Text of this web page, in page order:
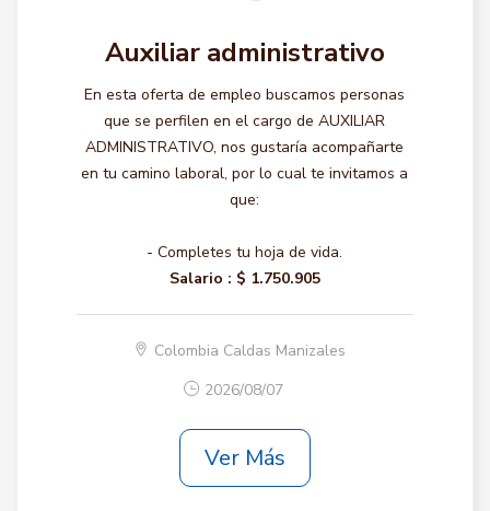
Auxiliar administrativo
En esta oferta de empleo buscamos personas
que se perfilen en el cargo de AUXILIAR
ADMINISTRATIVO, nos gustaría acompañarte
en tu camino laboral, por lo cual te invitamos a
que:
- Completes tu hoja de vida.
Salario : $ 1.750.905
Colombia Caldas Manizales
2026/08/07
Ver Más